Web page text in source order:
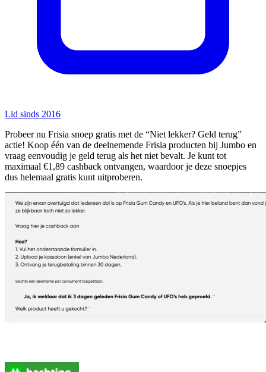
Lid sinds 2016
Probeer nu Frisia snoep gratis met de “Niet lekker? Geld terug”
actie! Koop één van de deelnemende Frisia producten bij Jumbo en
vraag eenvoudig je geld terug als het niet bevalt. Je kunt tot
maximaal €1,89 cashback ontvangen, waardoor je deze snoepjes
dus helemaal gratis kunt uitproberen.